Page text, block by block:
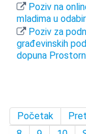
Poziv na
mladima u
Poziv za
građevinskih
dopuna
Početak Pret